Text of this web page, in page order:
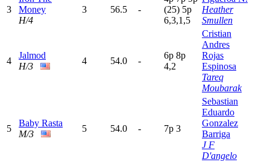
3
Money
H/4
3 56.5 -
(25) 5p
6,3,1,5
Heather
Smullen
4
Jalmod
H/3
4 54.0 -
6p 8p
4,2
Cristian
Andres
Rojas
Espinosa
Tareq
Moubarak
5
Baby Rasta
M/3
5 54.0 - 7p 3
Sebastian
Eduardo
Gonzalez
Barriga
J F
D'angelo